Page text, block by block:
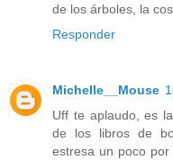
de los árboles, la
Responder
Michelle__Mouse
Uff te aplaudo, es
de los libros de
estresa un poco